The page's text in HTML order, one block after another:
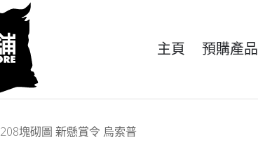
主頁 預購產品
208塊砌圖 新懸賞令 烏索普